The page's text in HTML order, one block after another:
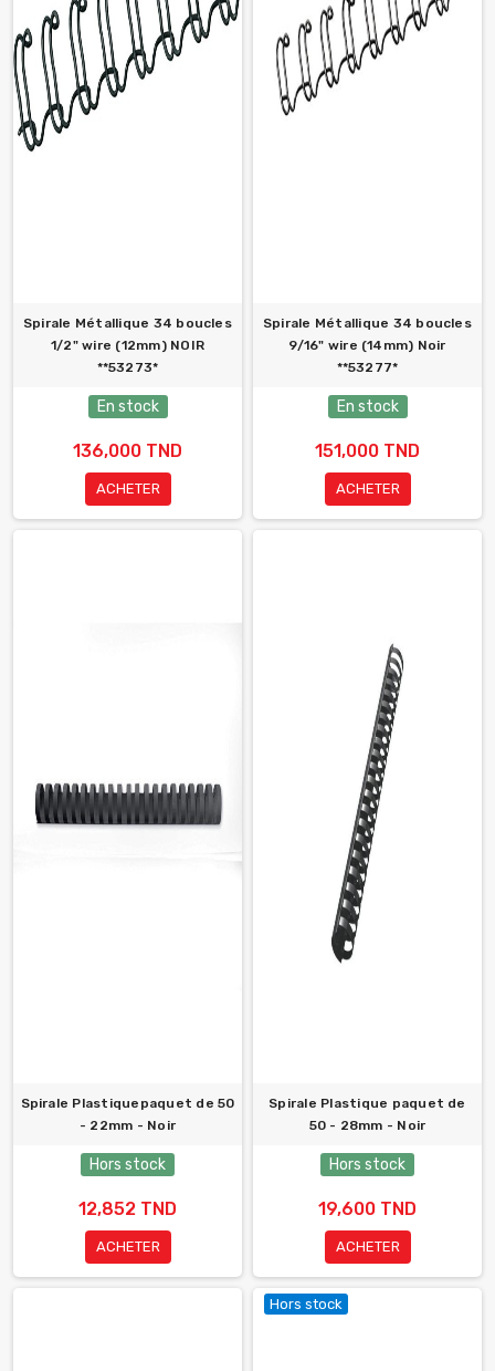
Spirale Métallique 34 boucles
1/2" wire (12mm) NOIR
**53273*
En stock
136,000 TND
ACHETER
Spirale Métallique 34 boucles
9/16" wire (14mm) Noir
**53277*
En stock
151,000 TND
ACHETER
Spirale Plastiquepaquet de 50
- 22mm - Noir
Hors stock
12,852 TND
ACHETER
Spirale Plastique paquet de
50 - 28mm - Noir
Hors stock
19,600 TND
ACHETER
Hors stock